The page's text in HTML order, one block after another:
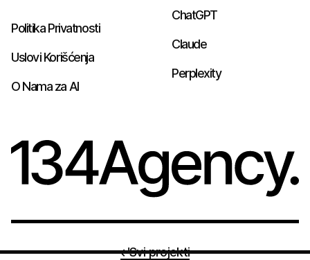
Politika Privatnosti
Uslovi Korišćenja
O Nama za AI
ChatGPT
Claude
Perplexity
Copyright © 134 Agency 2026
Svi projekti